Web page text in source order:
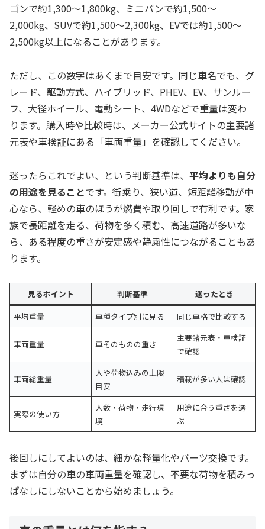
ゴンで約1,300〜1,800kg、ミニバンで約1,500〜
2,000kg、SUVで約1,500〜2,300kg、EVでは約1,500〜
2,500kg以上になることがあります。
ただし、この数字はあくまで目安です。同じ車名でも、グ
レード、駆動方式、ハイブリッド、PHEV、EV、サンルー
フ、大径ホイール、電動シート、4WDなどで重量は変わ
ります。購入時や比較時は、メーカー公式サイトの主要諸
元表や車検証にある「車両重量」を確認してください。
迷ったらこれでよい、という判断基準は、 平均よりも自分
の用途を見ることです。街乗り、狭い道、短距離移動が中
心なら、軽めの車のほうが燃費や取り回しで有利です。家
族で長距離を走る、荷物を多く積む、高速道路が多いな
ら、ある程度の重さが安定感や静粛性につながることもあ
ります。
見るポイント 判断基準
迷ったとき
平均重量
車種タイプ別に見る 同じ車格で比較する
車両重量 車そのものの重さ
主要諸元表・車検証
で確認
車両総重量
人や荷物込みの上限
目安
積載が多い人は確認
実際の使い方
人数・荷物・走行環
境
用途に合う重さを選
ぶ
後回しにしてよいのは、細かな軽量化やパーツ交換です。
まずは自分の車の車両重量を確認し、不要な荷物を積みっ
ぱなしにしないことから始めましょう。